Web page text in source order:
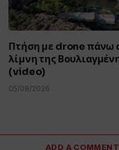
Πτήση με drone πάνω
λίμνη της
(video)
05/08/2026
ADD A COMMENT